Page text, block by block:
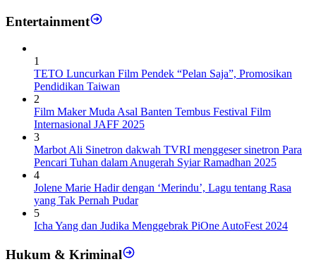
Entertainment
1
TETO Luncurkan Film Pendek “Pelan Saja”, Promosikan
Pendidikan Taiwan
2
Film Maker Muda Asal Banten Tembus Festival Film
Internasional JAFF 2025
3
Marbot Ali Sinetron dakwah TVRI menggeser sinetron Para
Pencari Tuhan dalam Anugerah Syiar Ramadhan 2025
4
Jolene Marie Hadir dengan ‘Merindu’, Lagu tentang Rasa
yang Tak Pernah Pudar
5
Icha Yang dan Judika Menggebrak PiOne AutoFest 2024
Hukum & Kriminal